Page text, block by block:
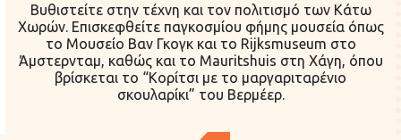
Βυθιστείτε στην τέχνη και τον πολιτισμό των Κάτω
Χωρών. Επισκεφθείτε παγκοσμίου φήμης μουσεία όπως
το Μουσείο Βαν Γκογκ και το Rijksmuseum στο
Άμστερνταμ, καθώς και το Mauritshuis στη Χάγη, όπου
βρίσκεται το “Κορίτσι με το μαργαριταρένιο
σκουλαρίκι” του Βερμέερ.